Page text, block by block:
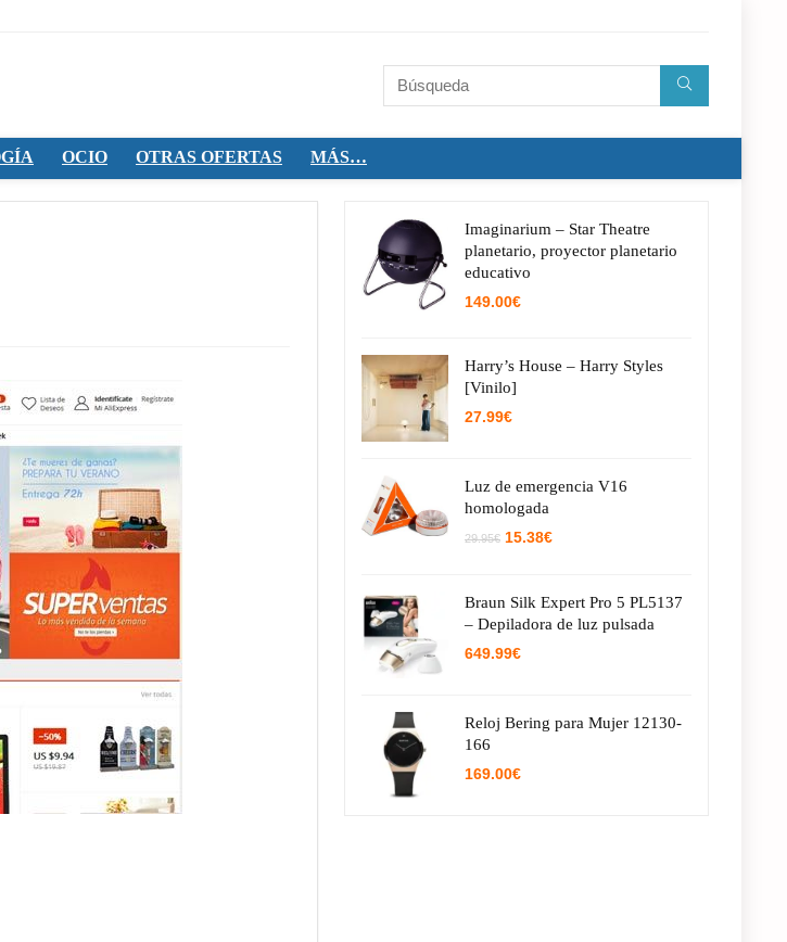
OCIO OTRAS OFERTAS MÁS…
Imaginarium – Star Theatre
planetario, proyector planetario
educativo
149.00€
Harry’s House – Harry Styles
[Vinilo]
27.99€
Luz de emergencia V16
homologada
29.95€ El
29.95€.
15.38€El
15.38€.
Braun Silk Expert Pro 5 PL5137
– Depiladora de luz pulsada
649.99€
Reloj Bering para Mujer 12130-
166
169.00€